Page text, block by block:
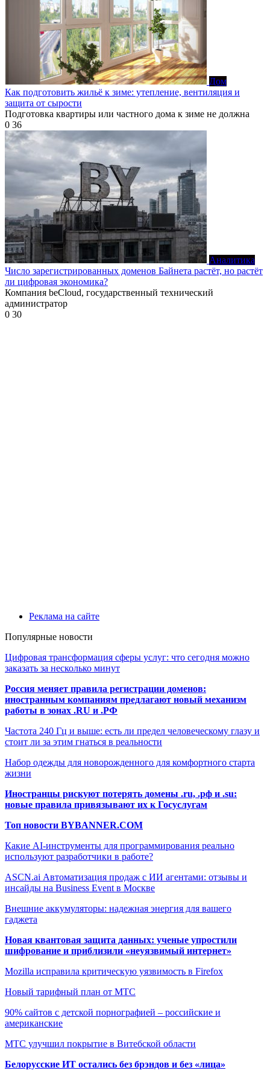
Дом
Как подготовить жильё к зиме: утепление, вентиляция и
защита от сырости
Подготовка квартиры или частного дома к зиме не должна
0 36
Аналитика
Число зарегистрированных доменов Байнета растёт, но растёт
ли цифровая экономика?
Компания beCloud, государственный технический
администратор
0 30
Реклама на сайте
Популярные новости
Цифровая трансформация сферы услуг: что сегодня можно
заказать за несколько минут
Россия меняет правила регистрации доменов:
иностранным компаниям предлагают новый механизм
работы в зонах .RU и .РФ
Частота 240 Гц и выше: есть ли предел человеческому глазу и
стоит ли за этим гнаться в реальности
Набор одежды для новорожденного для комфортного старта
жизни
Иностранцы рискуют потерять домены .ru, .рф и .su:
новые правила привязывают их к Госуслугам
Топ новости BYBANNER.COM
Какие AI-инструменты для программирования реально
используют разработчики в работе?
ASCN.ai Автоматизация продаж с ИИ агентами: отзывы и
инсайды на Business Event в Москве
Внешние аккумуляторы: надежная энергия для вашего
гаджета
Новая квантовая защита данных: ученые упростили
шифрование и приблизили «неуязвимый интернет»
Mozilla исправила критическую уязвимость в Firefox
Новый тарифный план от МТС
90% сайтов с детской порнографией – российские и
американские
МТС улучшил покрытие в Витебской области
Белорусские ИТ остались без брэндов и без «лица»